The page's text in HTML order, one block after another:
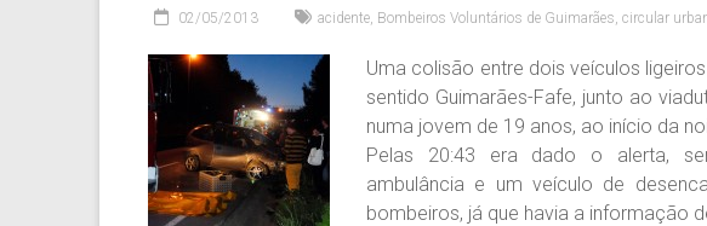
02/05/2013 acidente, Bombeiros Voluntários de Guimarães, circular
Uma colisão entre dois veículos
sentido Guimarães-Fafe, junto ao
numa jovem de 19 anos, ao início da
Pelas 20:43 era dado o alerta,
ambulância e um veículo de
bombeiros, já que havia a informação